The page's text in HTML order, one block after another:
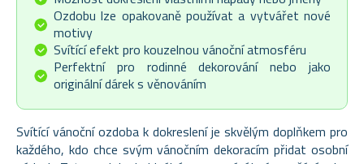
Ozdobu lze opakovaně používat a vytvářet nové
motivy
Svítící efekt pro kouzelnou vánoční atmosféru
Perfektní pro rodinné dekorování nebo jako
originální dárek s věnováním
Svítící vánoční ozdoba k dokreslení je skvělým doplňkem pro
každého, kdo chce svým vánočním dekoracím přidat osobní